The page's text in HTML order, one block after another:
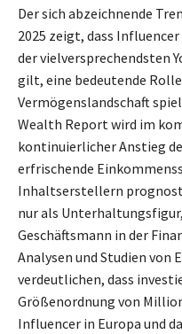
Der sich abzeichnende
2025 zeigt, dass
der vielversprechendsten
gilt, eine bedeutende
Vermögenslandschaft
Wealth Report wird im
kontinuierlicher Anstieg
erfrischende
Inhaltserstellern
nur als
Geschäftsmann in der
Analysen und Studien von
verdeutlichen, dass
Größenordnung von
Influencer in Europa und